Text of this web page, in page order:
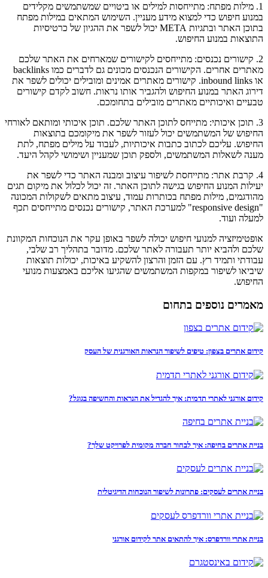
1. מילות מפתח: מתייחסות למילים או ביטויים שמשתמשים מקלידים
במנוע חיפוש כדי למצוא מידע מעניין. השימוש המתאים במילות מפתח
בתוכן האתר ובתגיות META יכול לשפר את ההגיון של כרטיסיות
התוצאות במנוע החיפוש.
2. קישורים נכנסים: מתייחסים לקישורים שמארחים את האתר שלכם
מאתרים אחרים. הקישורים הנכנסים מכונים גם לדברים כמו backlinks
או inbound links. קישורים מאתרים אמינים ומובילים יכולים לשפר את
דירוג האתר במנוע החיפוש ולהגביר אותו נראות. חשוב לקדם קישורים
טבעיים ואיכותיים מאתרים מובילים בתחומכם.
3. תוכן איכותי: מתייחס לתוכן האתר שלכם. תוכן איכותי ומותאם לאורחי
החיפוש של המשתמשים יכול לעזור לשפר את מיקומכם בתוצאות
החיפוש. עליכם לכתוב כתבות איכותיות, לעבוד על מילים מפתח, לתת
מענה לשאלות המשתמשים, ולספק תוכן שמעניין ושימושי לקהל היעד.
4. קרבת אתר: מתייחסת לשיפור עיצוב ומבנה האתר כדי לשפר את
יעילות המנוע החיפוש בגישה לתוכן האתר. זה יכול לכלול את מיקום תגים
מהודגמים, מילות מפתח בכותרות עמוד, עיצוב מתאים לשקולות המכונה
"responsive design" למערכת האתר, קישורים נכנסים מתייחסים תכף
למעלה ועוד.
אופטימיזציה למנועי חיפוש יכולה לשפר באופן עקר את הנוכחות המקוונת
שלכם ולהביא יותר תעבורה לאתר שלכם. מדובר בתהליך רב שלבי,
עבודתי ותמיד רץ. עם הזמן והרצון להשקיע באיכות, יכולות תוצאות
שיביאו לשיפור במקפות המשתמשים שהגיעו אליכם באמצעות מנועי
החיפוש.
מאמרים נוספים בתחום
קידום אתרים בצפון: טיפים לשיפור הנראות האורגנית של העסק
קידום אורגני לאתרי תדמית: איך להגדיל את הנראות והחשיפה בגוגל?
בניית אתרים בחיפה: איך לבחור חברה מקומית לפרויקט שלך?
בניית אתרים לעסקים: פתרונות לשיפור הנוכחות הדיגיטלית
בניית אתרי וורדפרס: איך להתאים אתר לקידום אורגני